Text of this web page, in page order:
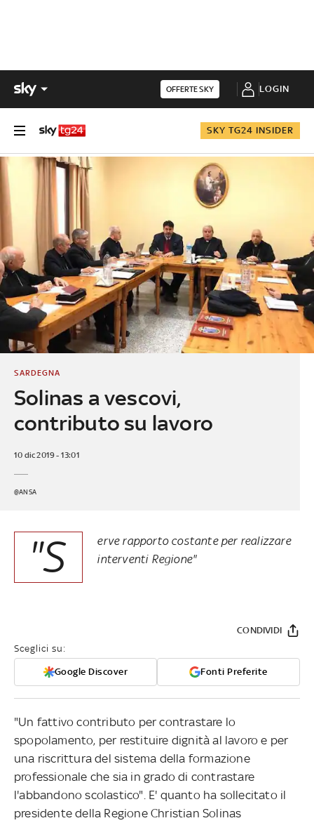
OFFERTE SKY LOGIN
SKY TG24 INSIDER
Solinas a vescovi,
contributo su lavoro
SARDEGNA
10 dic 2019 - 13:01
@ANSA
"S
erve rapporto costante per realizzare
interventi Regione"
Sceglici su:
Google Discover Fonti Preferite
CONDIVIDI
"Un fattivo contributo per contrastare lo
spopolamento, per restituire dignità al lavoro e per
una riscrittura del sistema della formazione
professionale che sia in grado di contrastare
l'abbandono scolastico". E' quanto ha sollecitato il
presidente della Regione Christian Solinas